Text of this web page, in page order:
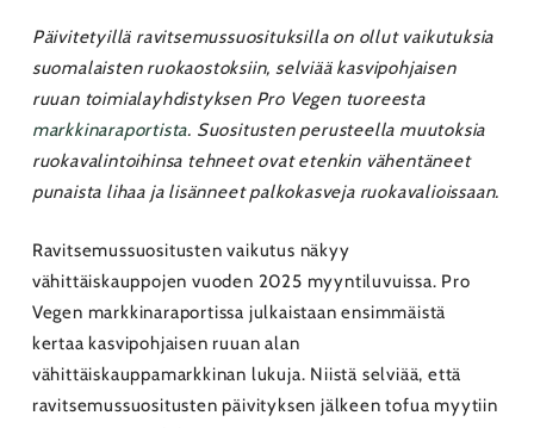
Päivitetyillä ravitsemussuosituksilla on ollut vaikutuksia
suomalaisten ruokaostoksiin, selviää kasvipohjaisen
ruuan toimialayhdistyksen Pro Vegen tuoreesta
markkinaraportista. Suositusten perusteella muutoksia
ruokavalintoihinsa tehneet ovat etenkin vähentäneet
punaista lihaa ja lisänneet palkokasveja ruokavalioissaan.
Ravitsemussuositusten vaikutus näkyy
vähittäiskauppojen vuoden 2025 myyntiluvuissa. Pro
Vegen markkinaraportissa julkaistaan ensimmäistä
kertaa kasvipohjaisen ruuan alan
vähittäiskauppamarkkinan lukuja. Niistä selviää, että
ravitsemussuositusten päivityksen jälkeen tofua myytiin